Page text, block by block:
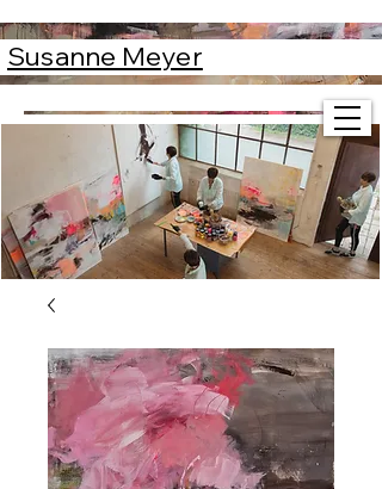
Susanne Meyer
Susanne Meyer